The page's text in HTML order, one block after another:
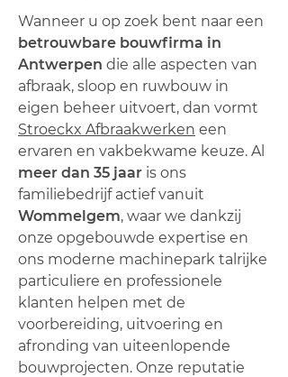
Wanneer u op zoek bent naar een
betrouwbare bouwfirma in
Antwerpen die alle aspecten van
afbraak, sloop en ruwbouw in
eigen beheer uitvoert, dan vormt
Stroeckx Afbraakwerken een
ervaren en vakbekwame keuze. Al
meer dan 35 jaar is ons
familiebedrijf actief vanuit
Wommelgem, waar we dankzij
onze opgebouwde expertise en
ons moderne machinepark talrijke
particuliere en professionele
klanten helpen met de
voorbereiding, uitvoering en
afronding van uiteenlopende
bouwprojecten. Onze reputatie